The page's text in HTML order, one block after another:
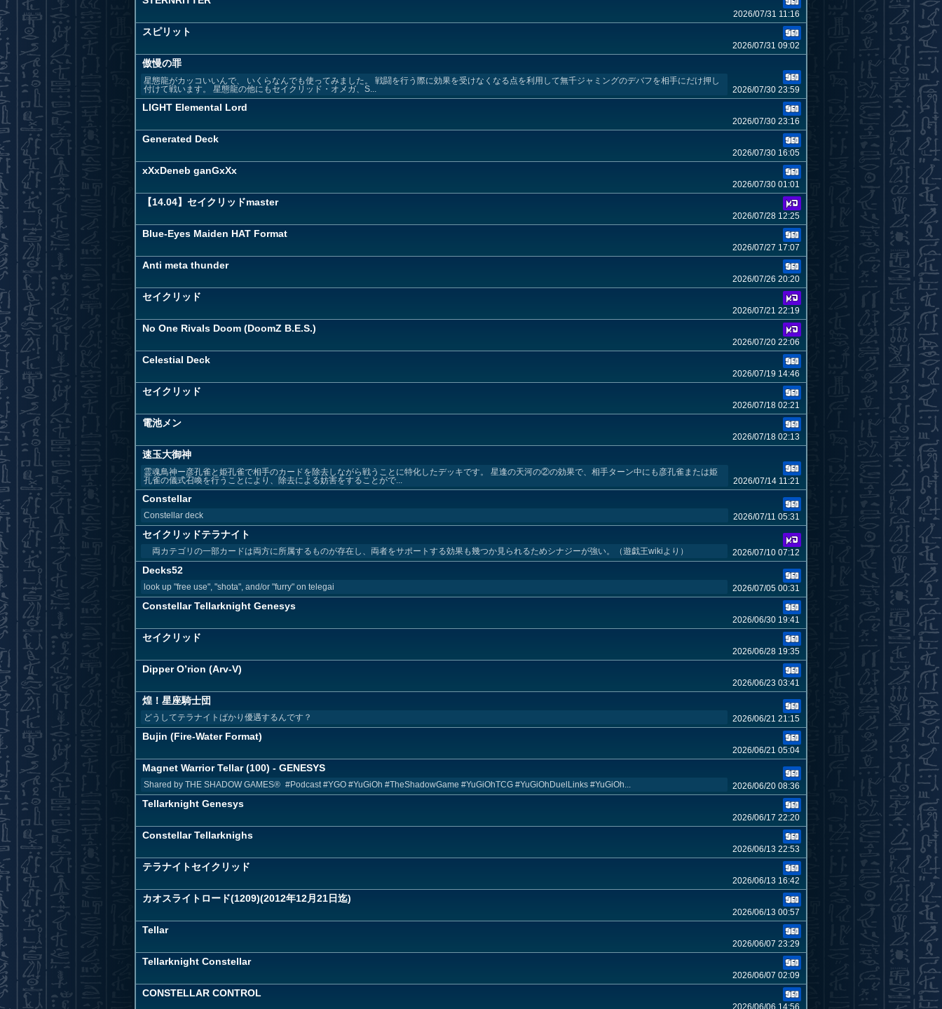
2026/07/31 11:16
スピリット
2026/07/31 09:02
傲慢の罪
星態龍がカッコいいんで、 いくらなんでも使ってみました。 戦闘を行う際に効果を受けなくなる点を利用して無千ジャミングのデバフを相手にだけ押し
付けて戦います。 星態龍の他にもセイクリッド・オメガ、S...
2026/07/30 23:59
LIGHT Elemental Lord
2026/07/30 23:16
Generated Deck
2026/07/30 16:05
xXxDeneb ganGxXx
2026/07/30 01:01
【14.04】セイクリッドmaster
2026/07/28 12:25
Blue-Eyes Maiden HAT Format
2026/07/27 17:07
Anti meta thunder
2026/07/26 20:20
セイクリッド
2026/07/21 22:19
No One Rivals Doom (DoomZ B.E.S.)
2026/07/20 22:06
Celestial Deck
2026/07/19 14:46
セイクリッド
2026/07/18 02:21
電池メン
2026/07/18 02:13
速玉大御神
霊魂鳥神ー彦孔雀と姫孔雀で相手のカードを除去しながら戦うことに特化したデッキです。 星逢の天河の②の効果で、相手ターン中にも彦孔雀または姫
孔雀の儀式召喚を行うことにより、除去による妨害をすることがで...
2026/07/14 11:21
Constellar
Constellar deck 2026/07/11 05:31
セイクリッドテラナイト
両カテゴリの一部カードは両方に所属するものが存在し、両者をサポートする効果も幾つか見られるためシナジーが強い。（遊戯王wikiより） 2026/07/10 07:12
Decks52
look up "free use", "shota", and/or "furry" on telegai 2026/07/05 00:31
Constellar Tellarknight Genesys
2026/06/30 19:41
セイクリッド
2026/06/28 19:35
Dipper O’rion (Arv-V)
2026/06/23 03:41
煌！星座騎士団
どうしてテラナイトばかり優遇するんです？ 2026/06/21 21:15
Bujin (Fire-Water Format)
2026/06/21 05:04
Magnet Warrior Tellar (100) - GENESYS
Shared by THE SHADOW GAMES® #Podcast #YGO #YuGiOh #TheShadowGame #YuGiOhTCG #YuGiOhDuelLinks #YuGiOh... 2026/06/20 08:36
Tellarknight Genesys
2026/06/17 22:20
Constellar Tellarknighs
2026/06/13 22:53
テラナイトセイクリッド
2026/06/13 16:42
カオスライトロード(1209)(2012年12月21日迄)
2026/06/13 00:57
Tellar
2026/06/07 23:29
Tellarknight Constellar
2026/06/07 02:09
CONSTELLAR CONTROL
2026/06/06 14:56